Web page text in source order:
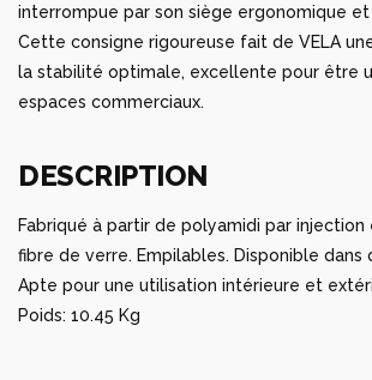
interrompue par son siège ergonomique et
Cette consigne rigoureuse fait de VELA
la stabilité optimale, excellente pour être
espaces commerciaux.
DESCRIPTION
Fabriqué à partir de polyamidi par
fibre de verre. Empilables. Disponible dans
Apte pour une utilisation intérieure et
Poids: 10.45 Kg